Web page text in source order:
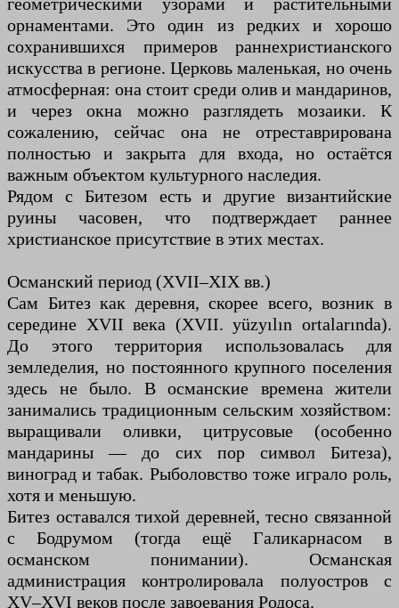
орнаментами. Это один из редких и хорошо
сохранившихся примеров раннехристианского
искусства в регионе. Церковь маленькая, но очень
атмосферная: она стоит среди олив и мандаринов,
и через окна можно разглядеть мозаики. К
сожалению, сейчас она не отреставрирована
полностью и закрыта для входа, но остаётся
важным объектом культурного наследия.
Рядом с Битезом есть и другие византийские
руины часовен, что подтверждает раннее
христианское присутствие в этих местах.
Османский период (XVII–XIX вв.)
Сам Битез как деревня, скорее всего, возник в
середине XVII века (XVII. yüzyılın ortalarında).
До этого территория использовалась для
земледелия, но постоянного крупного поселения
здесь не было. В османские времена жители
занимались традиционным сельским хозяйством:
выращивали оливки, цитрусовые (особенно
мандарины — до сих пор символ Битеза),
виноград и табак. Рыболовство тоже играло роль,
хотя и меньшую.
Битез оставался тихой деревней, тесно связанной
с Бодрумом (тогда ещё Галикарнасом в
османском понимании). Османская
администрация контролировала полуостров с
XV–XVI веков после завоевания Родоса.